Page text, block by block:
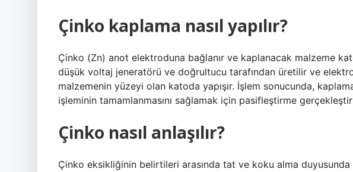
Çinko kaplama nasıl yapılır?
Çinko (Zn) anot elektroduna bağlanır ve kaplanacak malzeme
düşük voltaj jeneratörü ve doğrultucu tarafından üretilir ve
malzemenin yüzeyi olan katoda yapışır. İşlem sonucunda,
işleminin tamamlanmasını sağlamak için pasifleştirme
Çinko nasıl anlaşılır?
Çinko eksikliğinin belirtileri arasında tat ve koku alma